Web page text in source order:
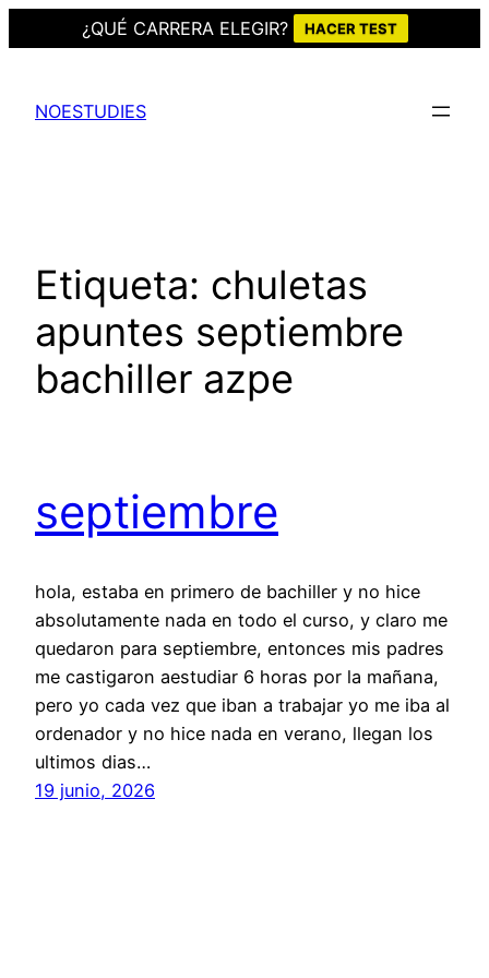
¿QUÉ CARRERA ELEGIR? HACER TEST
contenido
NOESTUDIES
Etiqueta: chuletas
apuntes septiembre
bachiller azpe
septiembre
hola, estaba en primero de bachiller y no hice
absolutamente nada en todo el curso, y claro me
quedaron para septiembre, entonces mis padres
me castigaron aestudiar 6 horas por la mañana,
pero yo cada vez que iban a trabajar yo me iba al
ordenador y no hice nada en verano, llegan los
ultimos dias…
19 junio, 2026